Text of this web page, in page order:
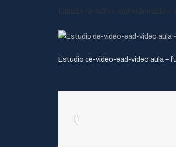
Estudio de-video-ead-video aula
Estudio de-video-ead-video aula –